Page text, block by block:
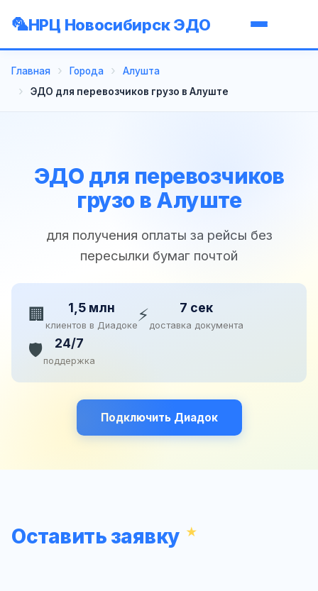
НРЦ Новосибирск ЭДО
Главная Города
Алушта
ЭДО для перевозчиков грузо в Алуште
ЭДО для перевозчиков
грузо в Алуште
для получения оплаты за рейсы без
пересылки бумаг почтой
🏢 1,5 млн
клиентов в Диадоке⚡ 7 сек
доставка документа
🛡️ 24/7
поддержка
Подключить Диадок
Оставить заявку